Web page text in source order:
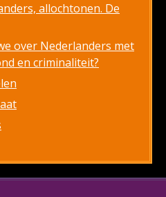
allochtonen. De
over Nederlanders met
en criminaliteit?